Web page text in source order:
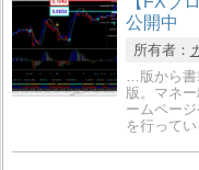
公開中
所有者：
…版から書
版。マネ
ームペー
を行ってい